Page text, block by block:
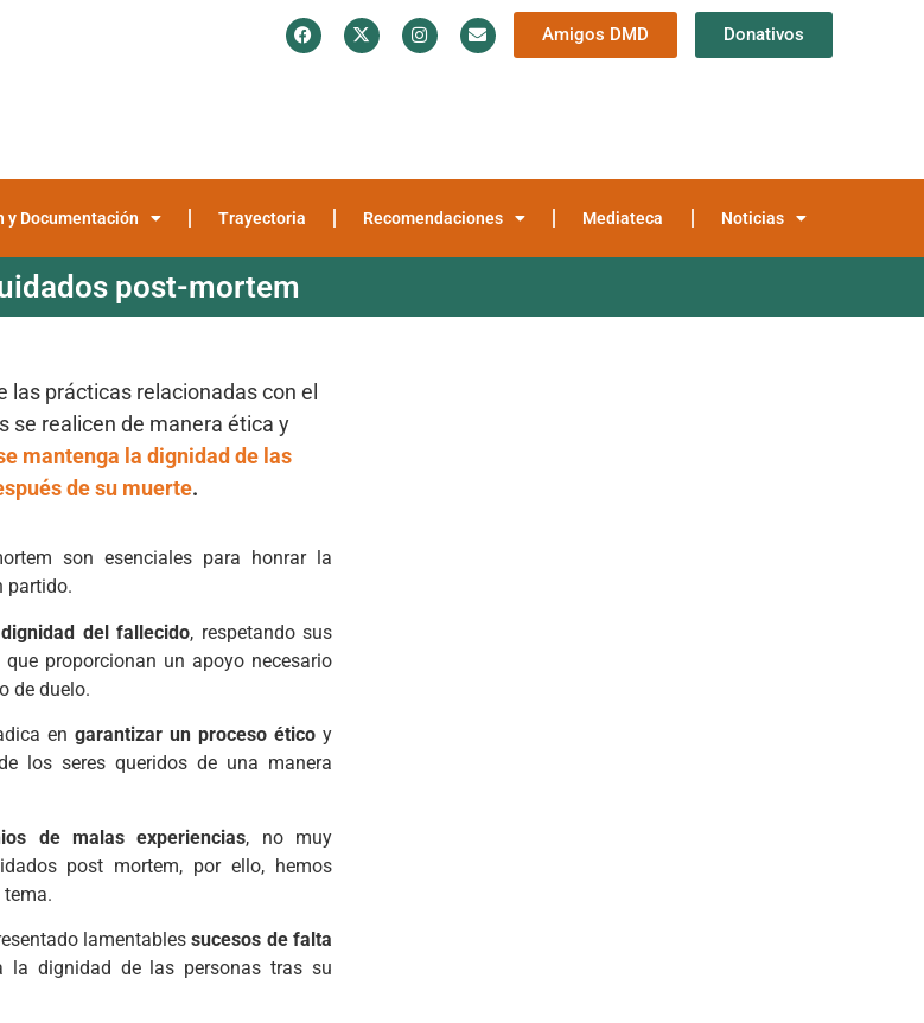
Amigos DMD Donativos
y Documentación Trayectoria Recomendaciones Mediateca Noticias
post-mortem
las prácticas relacionadas con el
se realicen de manera ética y
mantenga la dignidad de las
de su muerte.
son esenciales para honrar la
partido.
del fallecido, respetando sus
proporcionan un apoyo necesario
de duelo.
en garantizar un proceso éticoy
los seres queridos de una manera
de malas experiencias, no muy
post mortem, por ello, hemos
lamentablessucesos de falta
la dignidad de las personas tras su